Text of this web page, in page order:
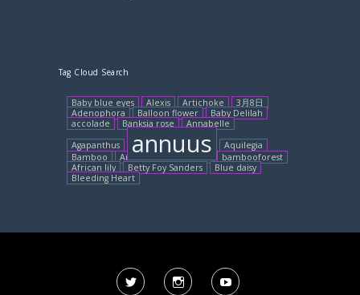
Tag Cloud Search
Baby blue eyes Alexis Artichoke
3月8日
Adenophora
Balloon flower
Baby Delilah
accolade
Banksia rose
Annabelle
Agapanthus
annuus
Aquilegia
Bamboo
Arisaema sikokianum
bambooforest
African lily
Betty Foy Sanders
Blue daisy
Bleeding Heart